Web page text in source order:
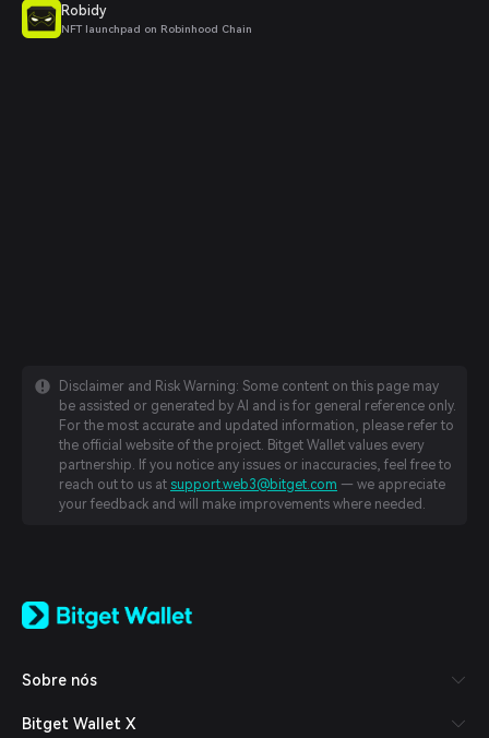
Robidy
NFT launchpad on Robinhood Chain
Disclaimer and Risk Warning: Some content on this page may
be assisted or generated by AI and is for general reference only.
For the most accurate and updated information, please refer to
the official website of the project. Bitget Wallet values every
partnership. If you notice any issues or inaccuracies, feel free to
reach out to us at support.web3@bitget.com — we appreciate
your feedback and will make improvements where needed.
日本語
Español (Latinoamérica)
Italiano
Sobre nós
Bitget Wallet X